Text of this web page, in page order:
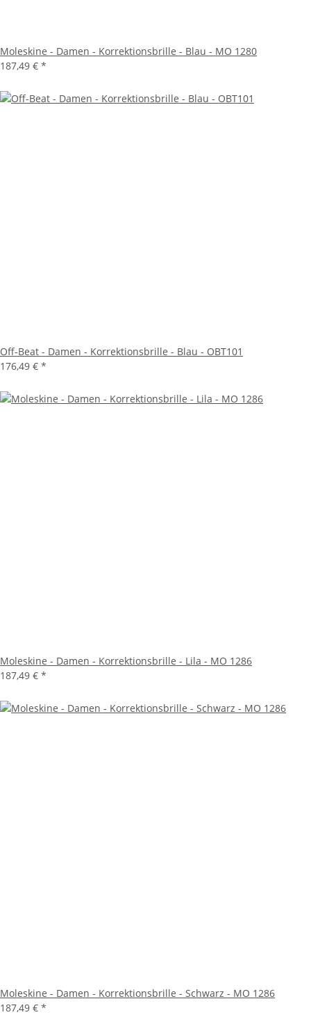
Moleskine - Damen - Korrektionsbrille - Blau - MO 1280
187,49 € *
Off-Beat - Damen - Korrektionsbrille - Blau - OBT101
176,49 € *
Moleskine - Damen - Korrektionsbrille - Lila - MO 1286
187,49 € *
Moleskine - Damen - Korrektionsbrille - Schwarz - MO 1286
187,49 € *